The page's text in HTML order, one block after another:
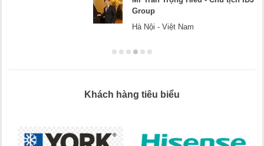
Group
Hà Nội - Việt Nam
Khách hàng tiêu biểu